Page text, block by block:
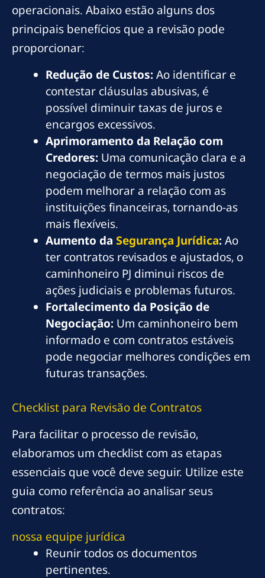
operacionais. Abaixo estão alguns dos
principais benefícios que a revisão pode
proporcionar:
Redução de Custos:Ao identificar e
contestar cláusulas abusivas, é
possível diminuir taxas de juros e
encargos excessivos.
Aprimoramento da Relação com
Credores: Uma comunicação clara e a
negociação de termos mais justos
podem melhorar a relação com as
instituições financeiras, tornando-as
mais flexíveis.
Aumento da Segurança Jurídica:Ao
ter contratos revisados e ajustados, o
caminhoneiro PJ diminui riscos de
ações judiciais e problemas futuros.
Fortalecimento da Posição de
Negociação: Um caminhoneiro bem
informado e com contratos estáveis
pode negociar melhores condições em
futuras transações.
Checklist para Revisão de Contratos
Para facilitar o processo de revisão,
elaboramos um checklist com as etapas
essenciais que você deve seguir. Utilize este
guia como referência ao analisar seus
contratos:
nossa equipe jurídica
Reunir todos os documentos
pertinentes.